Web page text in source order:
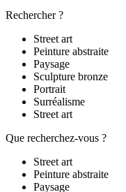
Rechercher ?
Street art
Peinture abstraite
Paysage
Sculpture bronze
Portrait
Surréalisme
Street art
Que recherchez-vous ?
Street art
Peinture abstraite
Paysage